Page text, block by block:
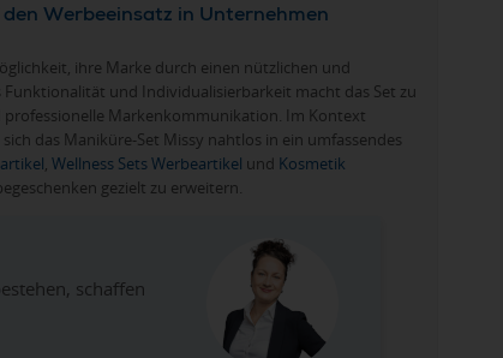
Werbeeinsatz in Unternehmen
ihre Marke durch einen nützlichen und
und Individualisierbarkeit macht das Set zu
Markenkommunikation. Im Kontext
das Maniküre-Set Missy nahtlos in ein umfassendes
Wellness Sets Werbeartikel und Kosmetik
gezielt zu erweitern.
schaffen